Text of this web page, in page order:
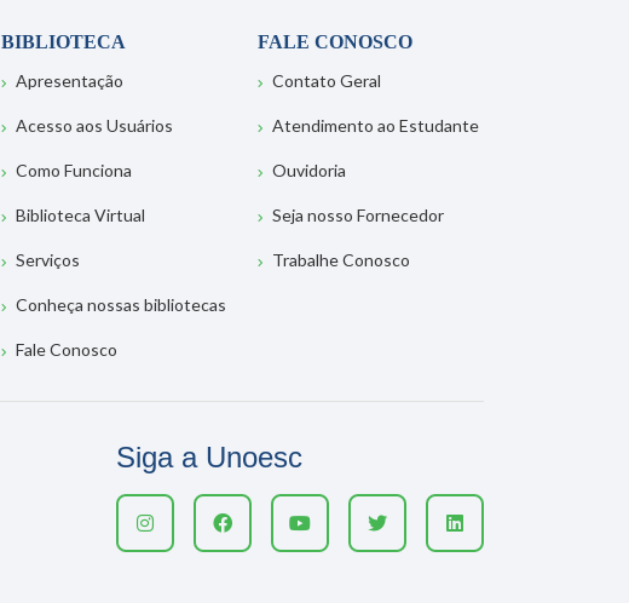
BIBLIOTECA
Apresentação
Acesso aos Usuários
Como Funciona
Biblioteca Virtual
Serviços
Conheça nossas bibliotecas
Fale Conosco
FALE CONOSCO
Contato Geral
Atendimento ao Estudante
Ouvidoria
Seja nosso Fornecedor
Trabalhe Conosco
Siga a Unoesc